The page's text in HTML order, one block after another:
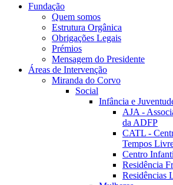
Fundação
Quem somos
Estrutura Orgânica
Obrigações Legais
Prémios
Mensagem do Presidente
Áreas de Intervenção
Miranda do Corvo
Social
Infância e
AJA -
da ADFP
CATL -
Tempos
Centro
Residência
Residências